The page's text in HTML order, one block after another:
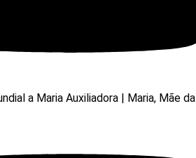
a Maria Auxiliadora | Maria, Mãe da